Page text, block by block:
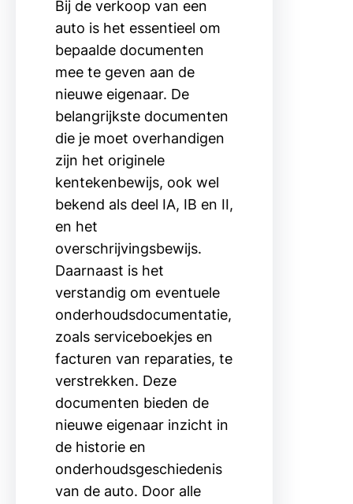
Bij de verkoop van een
auto is het essentieel om
bepaalde documenten
mee te geven aan de
nieuwe eigenaar. De
belangrijkste documenten
die je moet overhandigen
zijn het originele
kentekenbewijs, ook wel
bekend als deel IA, IB en II,
en het
overschrijvingsbewijs.
Daarnaast is het
verstandig om eventuele
onderhoudsdocumentatie,
zoals serviceboekjes en
facturen van reparaties, te
verstrekken. Deze
documenten bieden de
nieuwe eigenaar inzicht in
de historie en
onderhoudsgeschiedenis
van de auto. Door alle